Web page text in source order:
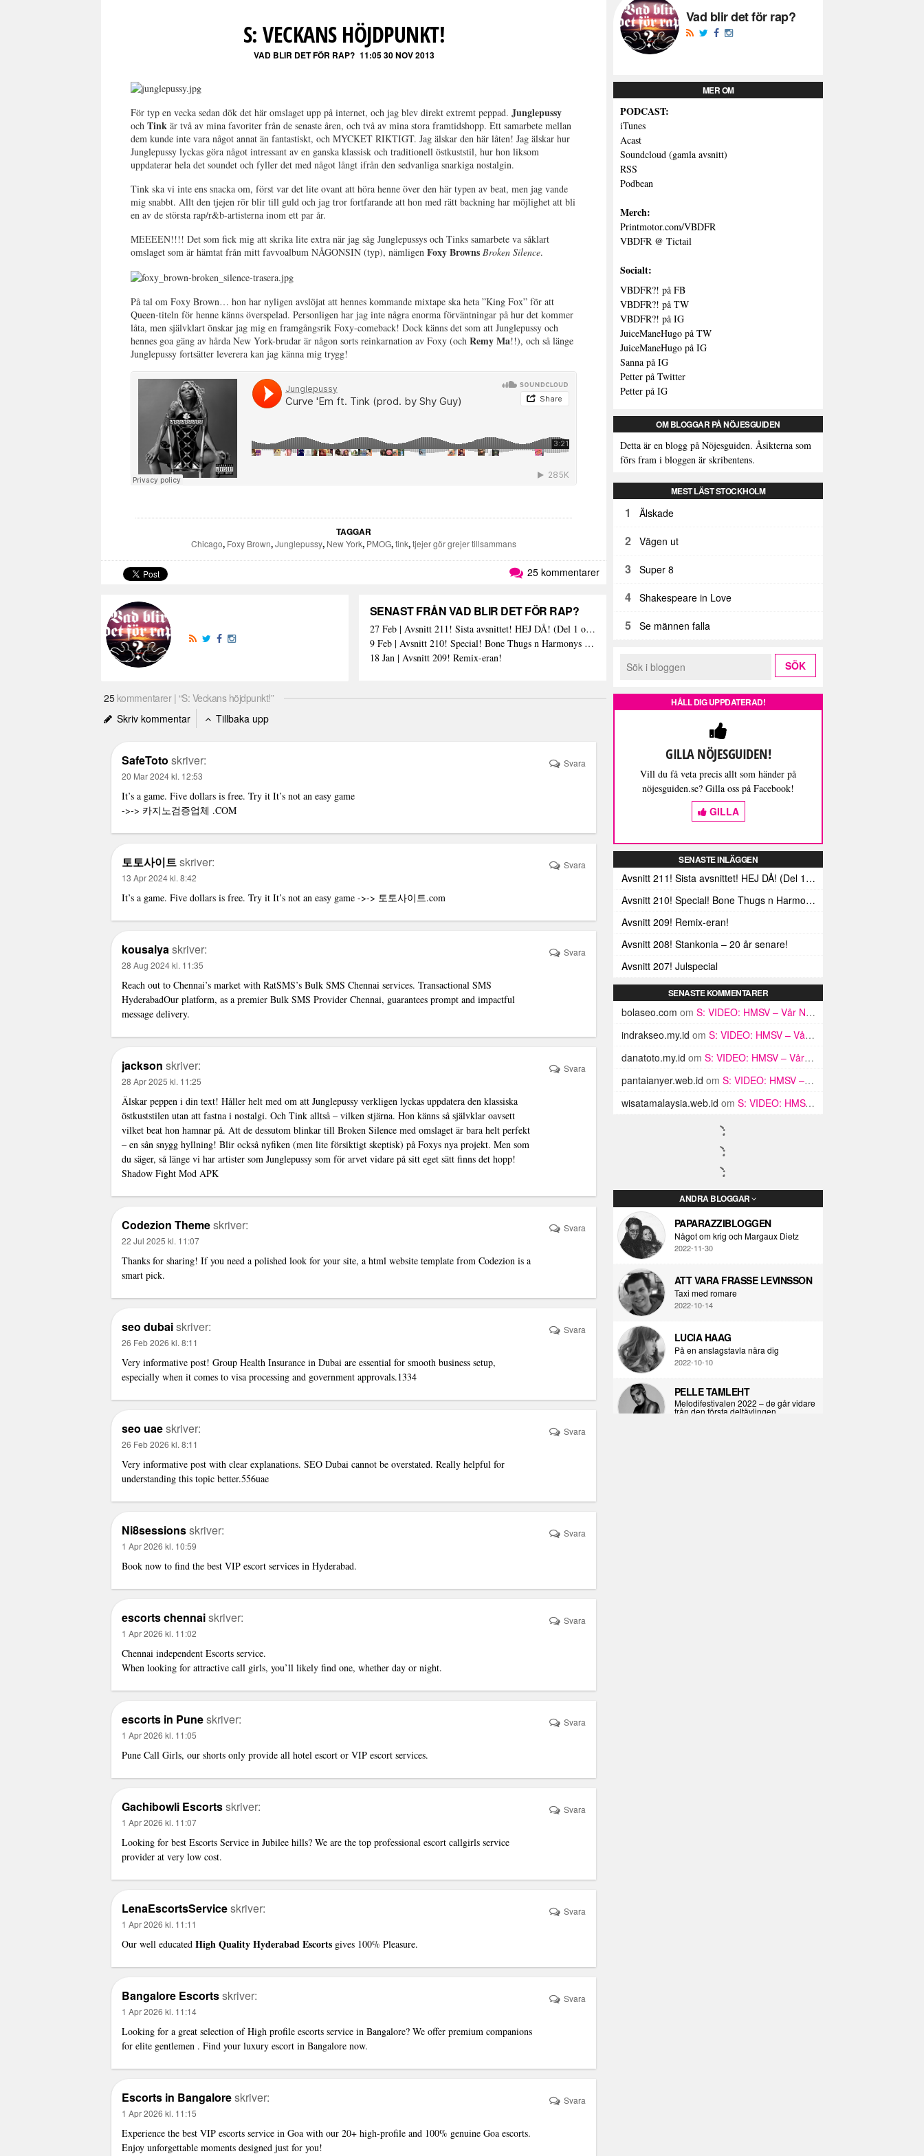
S: VECKANS HÖJDPUNKT!
VAD BLIR DET FÖR RAP? 11:05 30 NOV 2013
För typ en vecka sedan dök det här omslaget upp på internet, och jag blev direkt extremt peppad.Junglepussy
och Tink är två av mina favoriter från de senaste åren, och två av mina stora framtidshopp. Ett samarbete mellan
dem kunde inte vara något annat än fantastiskt, och MYCKET RIKTIGT. Jag älskar den här låten! Jag älskar hur
Junglepussy lyckas göra något intressant av en ganska klassisk och traditionell östkuststil, hur hon liksom
uppdaterar hela det soundet och fyller det med något långt ifrån den sedvanliga snarkiga nostalgin.
Tink ska vi inte ens snacka om, först var det lite ovant att höra henne över den här typen av beat, men jag vande
mig snabbt. Allt den tjejen rör blir till guld och jag tror fortfarande att hon med rätt backning har möjlighet att bli
en av de största rap/r&b-artisterna inom ett par år.
MEEEEN!!!! Det som fick mig att skrika lite extra när jag såg Junglepussys och Tinks samarbete va såklart
omslaget som är hämtat från mitt favvoalbum NÅGONSIN (typ), nämligen Foxy Browns Broken Silence.
På tal om Foxy Brown… hon har nyligen avslöjat att hennes kommande mixtape ska heta ”King Fox” för att
Queen-titeln för henne känns överspelad. Personligen har jag inte några enorma förväntningar på hur det kommer
låta, men självklart önskar jag mig en framgångsrik Foxy-comeback! Dock känns det som att Junglepussy och
hennes goa gäng av hårda New York-brudar är någon sorts reinkarnation av Foxy (ochRemy Ma!!), och så länge
Junglepussy fortsätter leverera kan jag känna mig trygg!
TAGGAR
Chicago, Foxy Brown,Junglepussy, New York, PMOG,tink,tjejer gör grejer tillsammans
25 kommentarer
SENAST FRÅN VAD BLIR DET FÖR RAP?
27 Feb | Avsnitt 211! Sista avsnittet! HEJ DÅ! (Del 1 och 2)
9 Feb | Avsnitt 210! Special! Bone Thugs n Harmonys album E.1999 Eternal
18 Jan | Avsnitt 209! Remix-eran!
25kommentarer | “S: Veckans höjdpunkt!”
Skriv kommentar
Tillbaka upp
SafeToto skriver:
20 Mar 2024 kl. 12:53
It’s a game. Five dollars is free. Try it It’s not an easy game
->-> 카지노검증업체 .COM
Svara
토토사이트skriver:
13 Apr 2024 kl. 8:42
It’s a game. Five dollars is free. Try it It’s not an easy game ->-> 토토사이트.com
Svara
kousalyaskriver:
28 Aug 2024 kl. 11:35
Reach out to Chennai’s market with RatSMS’s Bulk SMS Chennai services. Transactional SMS
HyderabadOur platform, as a premier Bulk SMS Provider Chennai, guarantees prompt and impactful
message delivery.
Svara
jackson skriver:
28 Apr 2025 kl. 11:25
Älskar peppen i din text! Håller helt med om att Junglepussy verkligen lyckas uppdatera den klassiska
östkuststilen utan att fastna i nostalgi. Och Tink alltså – vilken stjärna. Hon känns så självklar oavsett
vilket beat hon hamnar på. Att de dessutom blinkar till Broken Silence med omslaget är bara helt perfekt
– en sån snygg hyllning! Blir också nyfiken (men lite försiktigt skeptisk) på Foxys nya projekt. Men som
du säger, så länge vi har artister som Junglepussy som för arvet vidare på sitt eget sätt finns det hopp!
Shadow Fight Mod APK
Svara
Codezion Themeskriver:
22 Jul 2025 kl. 11:07
Thanks for sharing! If you need a polished look for your site, a html website template from Codezion is a
smart pick.
Svara
seo dubaiskriver:
26 Feb 2026 kl. 8:11
Very informative post! Group Health Insurance in Dubai are essential for smooth business setup,
especially when it comes to visa processing and government approvals.1334
Svara
seo uaeskriver:
26 Feb 2026 kl. 8:11
Very informative post with clear explanations. SEO Dubai cannot be overstated. Really helpful for
understanding this topic better.556uae
Svara
Ni8sessionsskriver:
1 Apr 2026 kl. 10:59
Book now to find the best VIP escort services in Hyderabad.
Svara
escorts chennaiskriver:
1 Apr 2026 kl. 11:02
Chennai independent Escorts service.
When looking for attractive call girls, you’ll likely find one, whether day or night.
Svara
escorts in Puneskriver:
1 Apr 2026 kl. 11:05
Pune Call Girls, our shorts only provide all hotel escort or VIP escort services.
Svara
Gachibowli Escortsskriver:
1 Apr 2026 kl. 11:07
Looking for best Escorts Service in Jubilee hills? We are the top professional escort callgirls service
provider at very low cost.
Svara
LenaEscortsServiceskriver:
1 Apr 2026 kl. 11:11
Our well educated High Quality Hyderabad Escorts gives 100% Pleasure.
Svara
Bangalore Escortsskriver:
1 Apr 2026 kl. 11:14
Looking for a great selection ofHigh profile escorts service in Bangalore? We offer premium companions
for elite gentlemen . Find your luxury escort in Bangalore now.
Svara
Escorts in Bangaloreskriver:
1 Apr 2026 kl. 11:15
Experience the best VIP escorts service in Goa with our 20+ high-profile and 100% genuine Goa escorts.
Enjoy unforgettable moments designed just for you!
Svara
Vad blir det för rap?
MER OM
PODCAST:
iTunes
Acast
Soundcloud (gamla avsnitt)
RSS
Podbean
Merch:
Printmotor.com/VBDFR
VBDFR @ Tictail
Socialt:
VBDFR?! på FB
VBDFR?! på TW
VBDFR?! på IG
JuiceManeHugo på TW
JuiceManeHugo på IG
Sanna på IG
Petter på Twitter
Petter på IG
OM BLOGGAR PÅ NÖJESGUIDEN
Detta är en blogg på Nöjesguiden. Åsikterna som
förs fram i bloggen är skribentens.
MEST LÄST STOCKHOLM
1 Älskade
2 Vägen ut
3 Super 8
4 Shakespeare in Love
5 Se männen falla
HÅLL DIG UPPDATERAD!
GILLA NÖJESGUIDEN!
Vill du få veta precis allt som händer på
nöjesguiden.se? Gilla oss på Facebook!
GILLA
SENASTE INLÄGGEN
Avsnitt 211! Sista avsnittet! HEJ DÅ! (Del 1 och 2)
Avsnitt 210! Special! Bone Thugs n Harmonys album E.1999 Eternal
Avsnitt 209! Remix-eran!
Avsnitt 208! Stankonia – 20 år senare!
Avsnitt 207! Julspecial
SENASTE KOMMENTARER
bolaseo.com om S: VIDEO: HMSV – Vår Nivå (med Julia Spada)
indrakseo.my.id om S: VIDEO: HMSV – Vår Nivå (med Julia Spada)
danatoto.my.id om S: VIDEO: HMSV – Vår Nivå (med Julia Spada)
pantaianyer.web.id om S: VIDEO: HMSV – Vår Nivå (med Julia Spada)
wisatamalaysia.web.id om S: VIDEO: HMSV – Vår Nivå (med Julia Spada)
ANDRA BLOGGAR
PAPARAZZIBLOGGEN
Något om krig och Margaux Dietz
2022-11-30
ATT VARA FRASSE LEVINSSON
Taxi med romare
2022-10-14
LUCIA HAAG
På en anslagstavla nära dig
2022-10-10
PELLE TAMLEHT
Melodifestivalen 2022 – de går vidare
från den första deltävlingen